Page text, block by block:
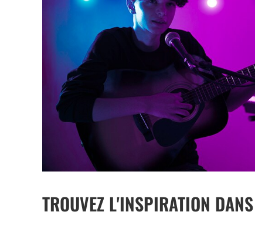
TROUVEZ L'INSPIRATION